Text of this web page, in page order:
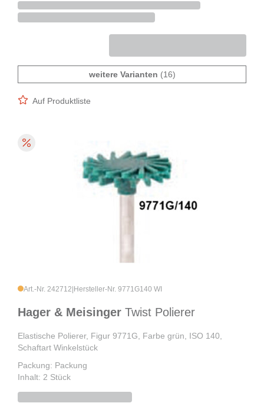
weitere Varianten (16)
Auf Produktliste
Art.-Nr. 242712 Hersteller-Nr. 9771G140 WI
Hager & Meisinger Twist Polierer
Elastische Polierer, Figur 9771G, Farbe grün, ISO 140,
Schaftart Winkelstück
Packung: Packung
Inhalt: 2 Stück